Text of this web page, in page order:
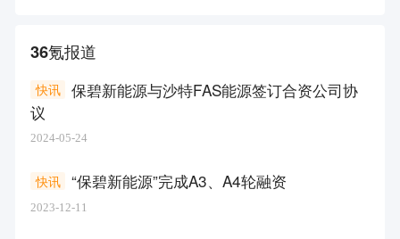
36氪报道
保碧新能源与沙特FAS能源签订合资公司协
议
快讯
2024-05-24
“保碧新能源”完成A3、A4轮融资
快讯
2023-12-11